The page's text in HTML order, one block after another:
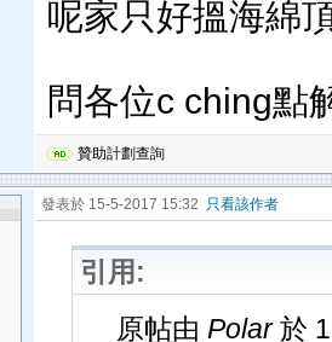
呢家只好搵海綿
問各位c ching點
贊助計劃查詢
發表於 15-5-2017 15:32 只看該作者
引用:
原帖由 Polar於